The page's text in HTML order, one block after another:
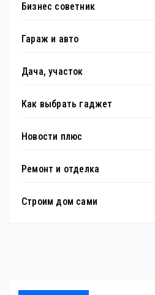
Бизнес советник
Гараж и авто
Дача, участок
Как выбрать гаджет
Новости плюс
Ремонт и отделка
Строим дом сами